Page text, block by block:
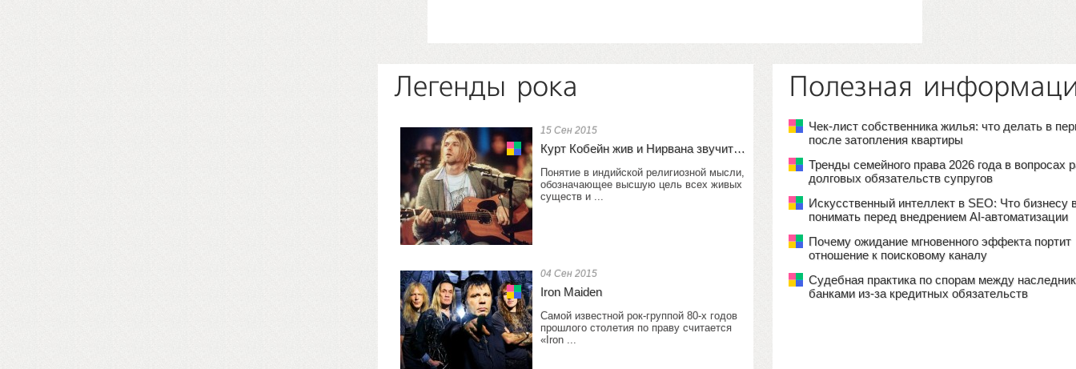
Полезная
Чек-лист собственника жилья: что делать в
после затопления квартиры
Тренды семейного права 2026 года в вопросах
долговых обязательств супругов
Искусственный интеллект в SEO: Что бизнесу
понимать перед внедрением AI-автоматизации
Почему ожидание мгновенного эффекта портит
отношение к поисковому каналу
Судебная практика по спорам между
банками из-за кредитных обязательств
Легенды рока
15 Сен 2015
Курт Кобейн жив и Нирвана звучит…
Понятие в индийской религиозной мысли,
обозначающее высшую цель всех живых
существ и ...
04 Сен 2015
Iron Maiden
Самой известной рок-группой 80-х годов
прошлого столетия по праву считается
«Iron ...